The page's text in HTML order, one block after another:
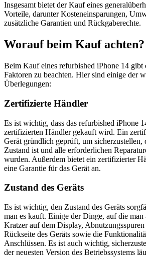
Insgesamt bietet der Kauf eines
Vorteile, darunter Kosteneinsparungen,
zusätzliche Garantien und Rückgaberechte.
Worauf beim Kauf achten?
Beim Kauf eines refurbished iPhone 14 gibt
Faktoren zu beachten. Hier sind einige der
Überlegungen:
Zertifizierte Händler
Es ist wichtig, dass das refurbished iPhone
zertifizierten Händler gekauft wird. Ein
Gerät gründlich geprüft, um sicherzustellen,
Zustand ist und alle erforderlichen
wurden. Außerdem bietet ein zertifizierter
eine Garantie für das Gerät an.
Zustand des Geräts
Es ist wichtig, den Zustand des Geräts
man es kauft. Einige der Dinge, auf die man
Kratzer auf dem Display,
Rückseite des Geräts sowie die
Anschlüssen. Es ist auch wichtig,
der neuesten Version des Betriebssystems